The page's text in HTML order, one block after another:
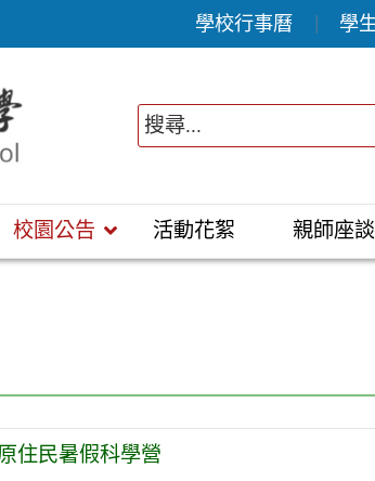
學校行事曆 學
校園公告 活動花絮 親師座
住民暑假科學營